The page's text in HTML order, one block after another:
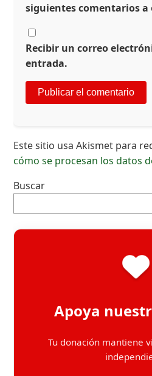
siguientes comentarios a
Recibir un correo
entrada.
Este sitio usa Akismet para
cómo se procesan los datos
Buscar
Apoya
Tu donación mantiene